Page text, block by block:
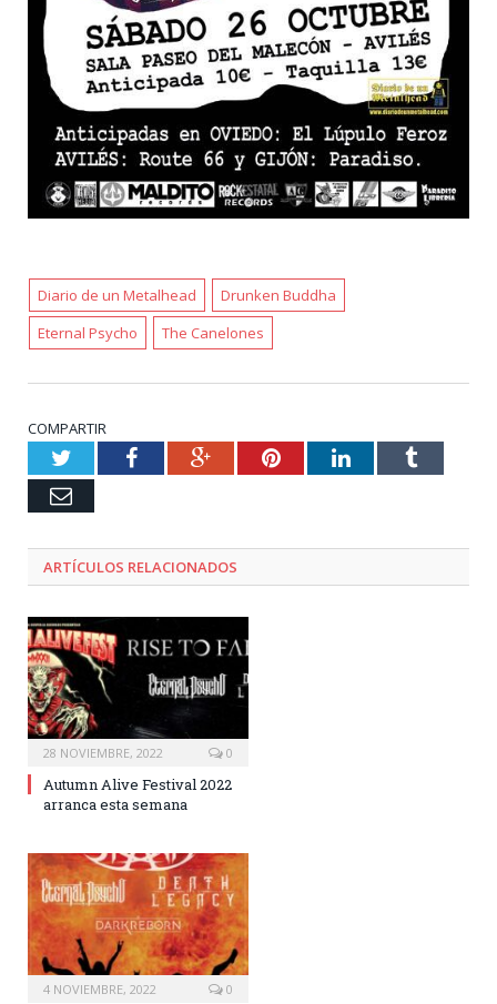
Diario de un Metalhead
Drunken Buddha
Eternal Psycho
The Canelones
COMPARTIR
TwitterFacebookGoogle+PinterestLinkedInTumblr
Email
ARTÍCULOS RELACIONADOS
28 NOVIEMBRE, 2022 0
Autumn Alive Festival 2022
arranca esta semana
4 NOVIEMBRE, 2022 0